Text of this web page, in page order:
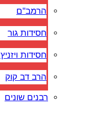
הרמב"ם
חסידות גור
חסידות ויזניץ
הרב דב קוק
רבנים שונים